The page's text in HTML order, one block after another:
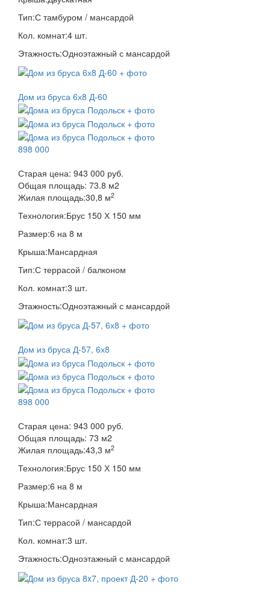
Тип:С тамбуром / мансардой
Кол. комнат:4 шт.
Этажность:Одноэтажный с мансардой
Дом из бруса 6х8 Д-60
898 000
Старая цена: 943 000 руб.
Общая площадь: 73.8 м2
Жилая площадь:30,8 м2
Технология:Брус 150 Х 150 мм
Размер:6 на 8 м
Крыша:Мансардная
Тип:С террасой / балконом
Кол. комнат:3 шт.
Этажность:Одноэтажный с мансардой
Дом из бруса Д-57, 6х8
898 000
Старая цена: 943 000 руб.
Общая площадь: 73 м2
Жилая площадь:43,3 м2
Технология:Брус 150 Х 150 мм
Размер:6 на 8 м
Крыша:Мансардная
Тип:С террасой / мансардой
Кол. комнат:3 шт.
Этажность:Одноэтажный с мансардой